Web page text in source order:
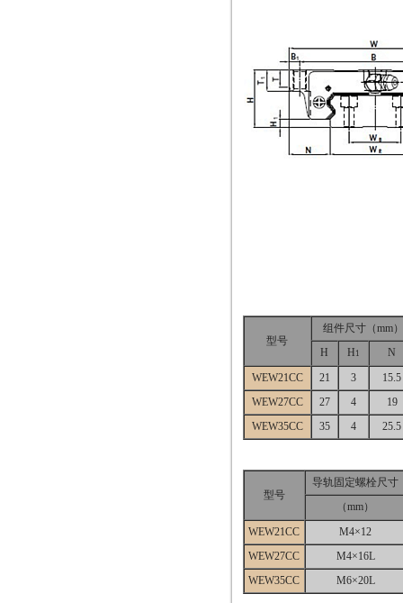
型号
组件尺寸（mm）
H
H 1
N
WEW21CC
21 3
15.5
WEW27CC
27 4
19
WEW35CC
35 4 25.5
型号
导轨固定螺栓尺寸
（mm）
WEW21CC
M4×12
WEW27CC
M4×16L
WEW35CC
M6×20L